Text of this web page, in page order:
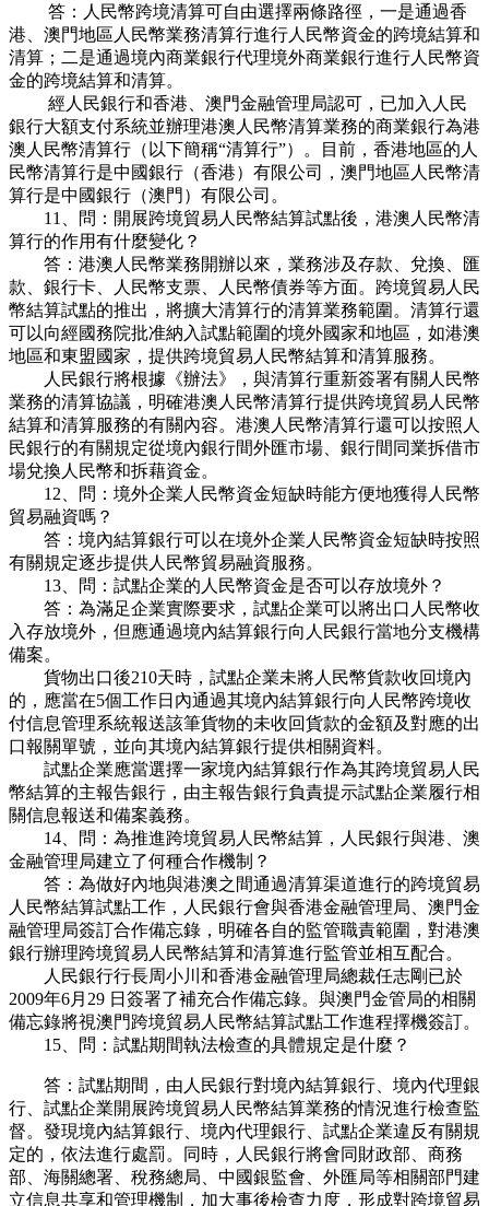
答：人民幣跨境清算可自由選擇兩條路徑，一是通過香
港、澳門地區人民幣業務清算行進行人民幣資金的跨境結算和
清算；二是通過境內商業銀行代理境外商業銀行進行人民幣資
金的跨境結算和清算。
經人民銀行和香港、澳門金融管理局認可，已加入人民
銀行大額支付系統並辦理港澳人民幣清算業務的商業銀行為港
澳人民幣清算行（以下簡稱“清算行”）。目前，香港地區的人
民幣清算行是中國銀行（香港）有限公司，澳門地區人民幣清
算行是中國銀行（澳門）有限公司。
11、問：開展跨境貿易人民幣結算試點後，港澳人民幣清
算行的作用有什麼變化？
答：港澳人民幣業務開辦以來，業務涉及存款、兌換、匯
款、銀行卡、人民幣支票、人民幣債券等方面。跨境貿易人民
幣結算試點的推出，將擴大清算行的清算業務範圍。清算行還
可以向經國務院批准納入試點範圍的境外國家和地區，如港澳
地區和東盟國家，提供跨境貿易人民幣結算和清算服務。
人民銀行將根據《辦法》，與清算行重新簽署有關人民幣
業務的清算協議，明確港澳人民幣清算行提供跨境貿易人民幣
結算和清算服務的有關內容。港澳人民幣清算行還可以按照人
民銀行的有關規定從境內銀行間外匯市場、銀行間同業拆借市
場兌換人民幣和拆藉資金。
12、問：境外企業人民幣資金短缺時能方便地獲得人民幣
貿易融資嗎？
答：境內結算銀行可以在境外企業人民幣資金短缺時按照
有關規定逐步提供人民幣貿易融資服務。
13、問：試點企業的人民幣資金是否可以存放境外？
答：為滿足企業實際要求，試點企業可以將出口人民幣收
入存放境外，但應通過境內結算銀行向人民銀行當地分支機構
備案。
貨物出口後210天時，試點企業未將人民幣貨款收回境內
的，應當在5個工作日內通過其境內結算銀行向人民幣跨境收
付信息管理系統報送該筆貨物的未收回貨款的金額及對應的出
口報關單號，並向其境內結算銀行提供相關資料。
試點企業應當選擇一家境內結算銀行作為其跨境貿易人民
幣結算的主報告銀行，由主報告銀行負責提示試點企業履行相
關信息報送和備案義務。
14、問：為推進跨境貿易人民幣結算，人民銀行與港、澳
金融管理局建立了何種合作機制？
答：為做好內地與港澳之間通過清算渠道進行的跨境貿易
人民幣結算試點工作，人民銀行會與香港金融管理局、澳門金
融管理局簽訂合作備忘錄，明確各自的監管職責範圍，對港澳
銀行辦理跨境貿易人民幣結算和清算進行監管並相互配合。
人民銀行行長周小川和香港金融管理局總裁任志剛已於
2009年6月29 日簽署了補充合作備忘錄。與澳門金管局的相關
備忘錄將視澳門跨境貿易人民幣結算試點工作進程擇機簽訂。
15、問：試點期間執法檢查的具體規定是什麼？
答：試點期間，由人民銀行對境內結算銀行、境內代理銀
行、試點企業開展跨境貿易人民幣結算業務的情況進行檢查監
督。發現境內結算銀行、境內代理銀行、試點企業違反有關規
定的，依法進行處罰。同時，人民銀行將會同財政部、商務
部、海關總署、稅務總局、中國銀監會、外匯局等相關部門建
立信息共享和管理機制，加大事後檢查力度，形成對跨境貿易